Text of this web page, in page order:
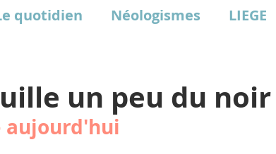
quotidien Néologismes LIEGE
VERLAINE SPA
un peu du noir
aujourd'hui